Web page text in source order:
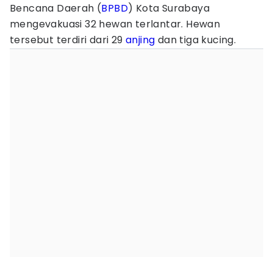
Bencana Daerah (BPBD) Kota Surabaya
mengevakuasi 32 hewan terlantar. Hewan
tersebut terdiri dari 29 anjing dan tiga kucing.